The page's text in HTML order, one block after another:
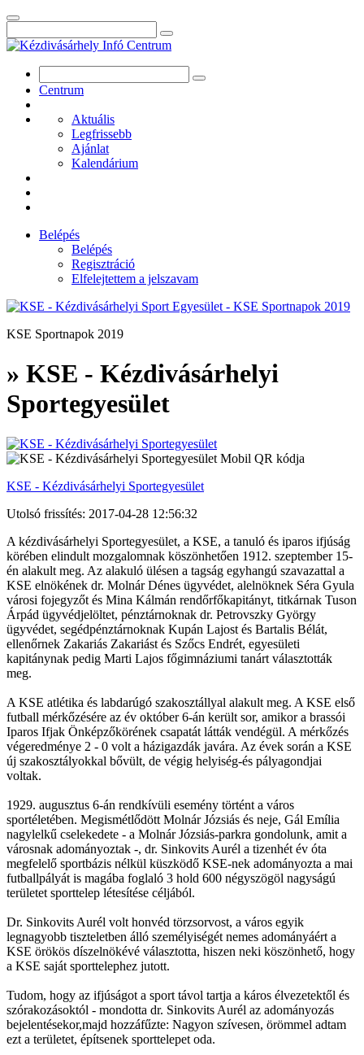
Centrum
Aktuális
Legfrissebb
Ajánlat
Kalendárium
Belépés
Belépés
Regisztráció
Elfelejtettem a jelszavam
KSE Sportnapok 2019
» KSE - Kézdivásárhelyi
Sportegyesület
KSE - Kézdivásárhelyi Sportegyesület
Utolsó frissítés: 2017-04-28 12:56:32
A kézdivásárhelyi Sportegyesület, a KSE, a tanuló és iparos ifjúság
körében elindult mozgalomnak köszönhetően 1912. szeptember 15-
én alakult meg. Az alakuló ülésen a tagság egyhangú szavazattal a
KSE elnökének dr. Molnár Dénes ügyvédet, alelnöknek Séra Gyula
városi fojegyzőt és Mina Kálmán rendőrfőkapitányt, titkárnak Tuson
Árpád ügyvédjelöltet, pénztárnoknak dr. Petrovszky György
ügyvédet, segédpénztárnoknak Kupán Lajost és Bartalis Bélát,
ellenőrnek Zakariás Zakariást és Szőcs Endrét, egyesületi
kapitánynak pedig Marti Lajos főgimnáziumi tanárt választották
meg.
A KSE atlétika és labdarúgó szakosztállyal alakult meg. A KSE első
futball mérkőzésére az év október 6-án került sor, amikor a brassói
Iparos Ifjak Önképzőkörének csapatát látták vendégül. A mérkőzés
végeredménye 2 - 0 volt a házigazdák javára. Az évek során a KSE
új szakosztályokkal bővült, de végig helyiség-és pályagondjai
voltak.
1929. augusztus 6-án rendkívüli esemény történt a város
sportéletében. Megismétlődött Molnár Józsiás és neje, Gál Emília
nagylelkű cselekedete - a Molnár Józsiás-parkra gondolunk, amit a
városnak adományoztak -, dr. Sinkovits Aurél a tizenhét év óta
megfelelő sportbázis nélkül küszködő KSE-nek adományozta a mai
futballpályát is magába foglaló 3 hold 600 négyszögöl nagyságú
területet sporttelep létesítése céljából.
Dr. Sinkovits Aurél volt honvéd törzsorvost, a város egyik
legnagyobb tiszteletben álló személyiségét nemes adományáért a
KSE örökös díszelnökévé választotta, hiszen neki köszönhető, hogy
a KSE saját sporttelephez jutott.
Tudom, hogy az ifjúságot a sport távol tartja a káros élvezetektől és
szórakozásoktól - mondotta dr. Sinkovits Aurél az adományozás
bejelentésekor,majd hozzáfűzte: Nagyon szívesen, örömmel adtam
ezt a területet, építsenek sporttelepet oda.